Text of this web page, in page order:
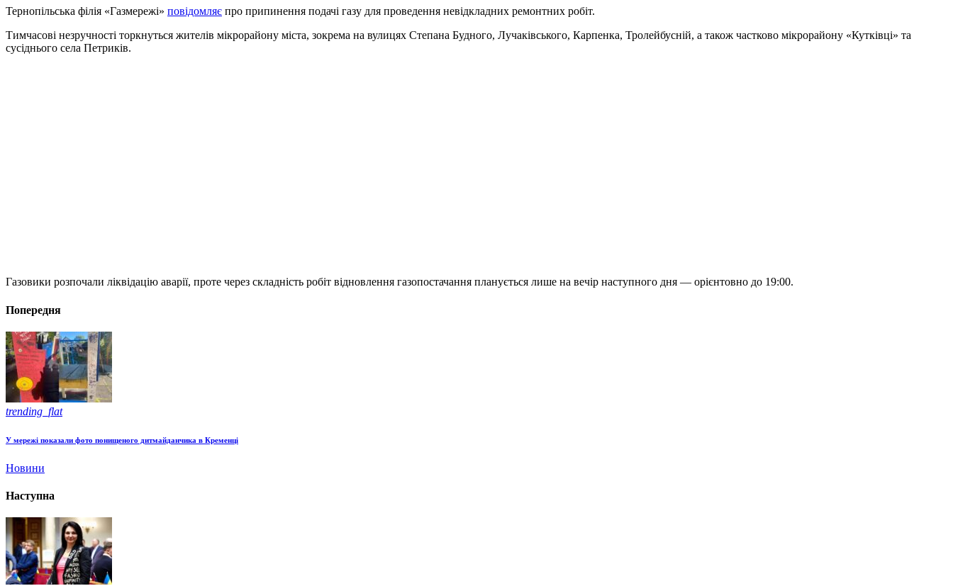
Тернопільська філія «Газмережі» повідомляє про припинення подачі газу для проведення невідкладних ремонтних робіт.
Тимчасові незручності торкнуться жителів мікрорайону міста, зокрема на вулицях Степана Будного, Лучаківського, Карпенка, Тролейбусній, а також частково мікрорайону «Кутківці» та
сусіднього села Петриків.
Газовики розпочали ліквідацію аварії, проте через складність робіт відновлення газопостачання планується лише на вечір наступного дня — орієнтовно до 19:00.
Попередня
trending_flat
У мережі показали фото понищеного дитмайданчика в Кременці
Новини
Наступна